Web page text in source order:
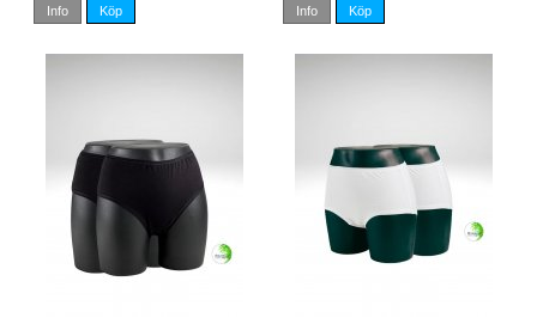
Info Köp Info Köp